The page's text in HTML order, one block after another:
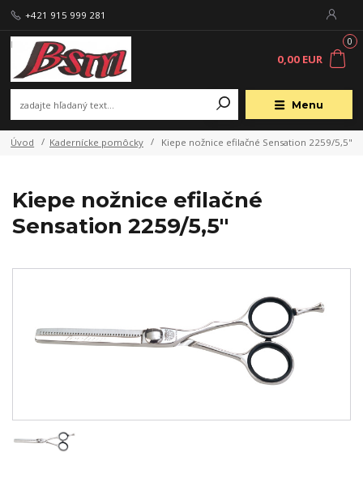
Menu
+421 915 999 281
0
0,00 EUR
Úvod Kadernícke pomôcky Kiepe nožnice efilačné Sensation 2259/5,5"
Kiepe nožnice efilačné
Sensation 2259/5,5"